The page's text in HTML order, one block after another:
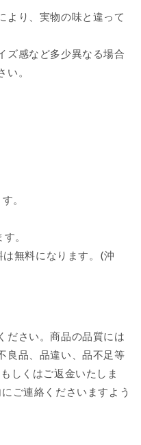
り、実物の味と違って
ズ感など多少異なる場合
い。
。
。
無料になります。(沖
ださい。商品の品質には
良品、品違い、品不足等
しくはご返金いたしま
ご連絡くださいますよう